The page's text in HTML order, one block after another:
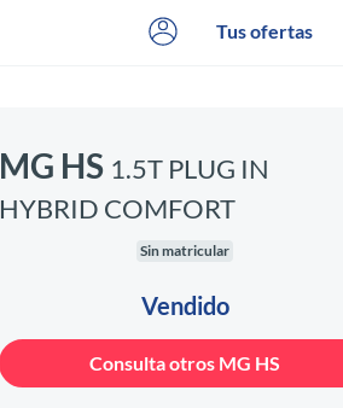
Tus ofertas
MG HS 1.5T PLUG IN
HYBRID COMFORT
Sin matricular
Vendido
Consulta otros MG HS